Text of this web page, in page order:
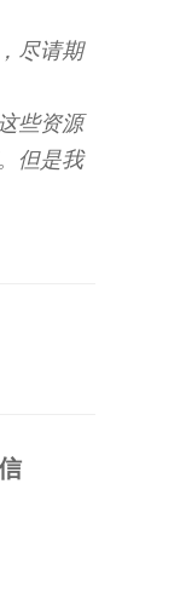
尽请期
些资源
但是我